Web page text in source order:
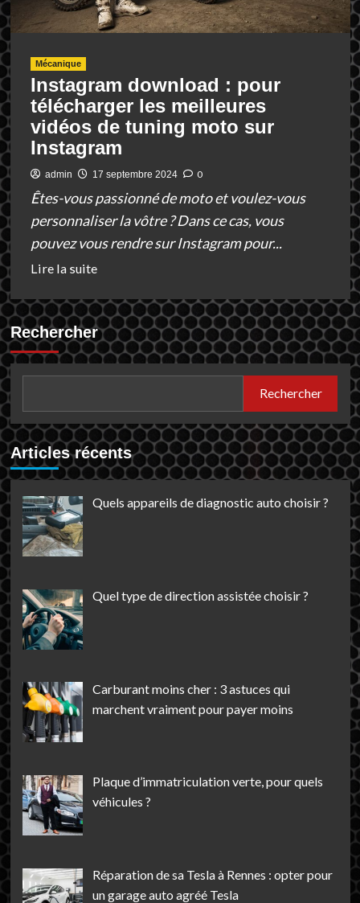
Mécanique
Instagram download : pour
télécharger les meilleures
vidéos de tuning moto sur
Instagram
admin 17 septembre 2024 0
Êtes-vous passionné de moto et voulez-vous
personnaliser la vôtre ? Dans ce cas, vous
pouvez vous rendre sur Instagram pour...
Lire la suiteEn
plus
sur
Instagram
download
pour
télécharger
les
meilleures
de
Instagram
Rechercher
Rechercher
Articles récents
Quels appareils de diagnostic auto choisir ?
Quel type de direction assistée choisir ?
Carburant moins cher : 3 astuces qui
marchent vraiment pour payer moins
Plaque d’immatriculation verte, pour quels
véhicules ?
Réparation de sa Tesla à Rennes : opter pour
un garage auto agréé Tesla